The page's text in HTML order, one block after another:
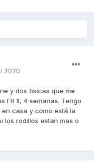
2020
y dos fisicas que me
FR II, 4 semanas. Tengo
casa y como está la
los rodillos estan mas o